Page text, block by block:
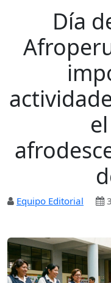
Día
Equipo Editorial